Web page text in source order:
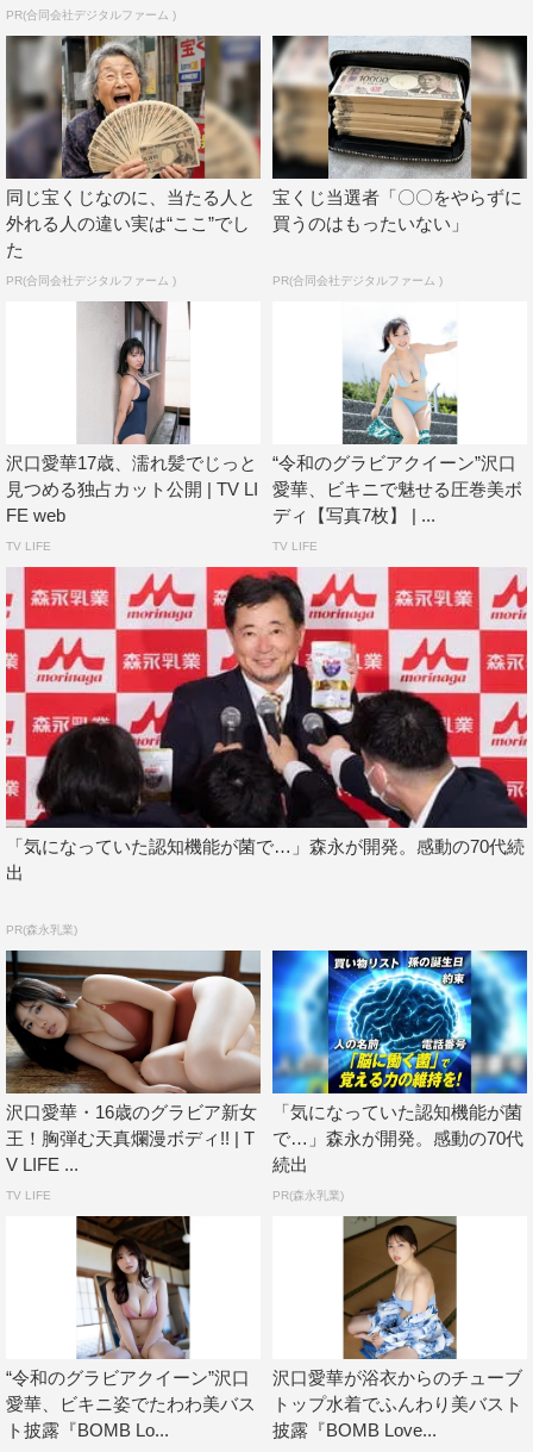
沢口愛華©LUCKMAN/BOMB
88センチの迫力バストがあふれそうなキュートなピンク
ビキニなど、元気をくれるグラビアはもちろん、濡れ髪で
ボディラインがあらわになった濃紺ワンピース水着では、
セクシーなショットも披露し、17歳の弾ける水着がたっぷ
り堪能できる。
沢口愛華©LUCKMAN/BOMB
また、誌面では掲載しきれなかった、未掲載カットを
BOMB公式グラビアサイト「
BOMB.TV」で期間限定で配
信中。
BOMB.TV：http://www.bomb.tv/
ボム編集部公式twitter：
https://twitter.com/idol_bomb
PR(合同会社デジタルファーム )
同じ宝くじなのに、当たる人と
外れる人の違い実は“ここ”でし
た
PR(合同会社デジタルファーム )
宝くじ当選者「〇〇をやらずに
買うのはもったいない」
PR(合同会社デジタルファーム )
沢口愛華17歳、濡れ髪でじっと
見つめる独占カット公開 | TV LI
FE web
TV LIFE
“令和のグラビアクイーン”沢口
愛華、ビキニで魅せる圧巻美ボ
ディ【写真7枚】 | ...
TV LIFE
「気になっていた認知機能が菌で…」森永が開発。感動の70代続
出
PR(森永乳業)
沢口愛華・16歳のグラビア新女
王！胸弾む天真爛漫ボディ!! | T
V LIFE ...
TV LIFE
「気になっていた認知機能が菌
で…」森永が開発。感動の70代
続出
PR(森永乳業)
“令和のグラビアクイーン”沢口
愛華、ビキニ姿でたわわ美バス
ト披露『BOMB Lo...
沢口愛華が浴衣からのチューブ
トップ水着でふんわり美バスト
披露『BOMB Love...